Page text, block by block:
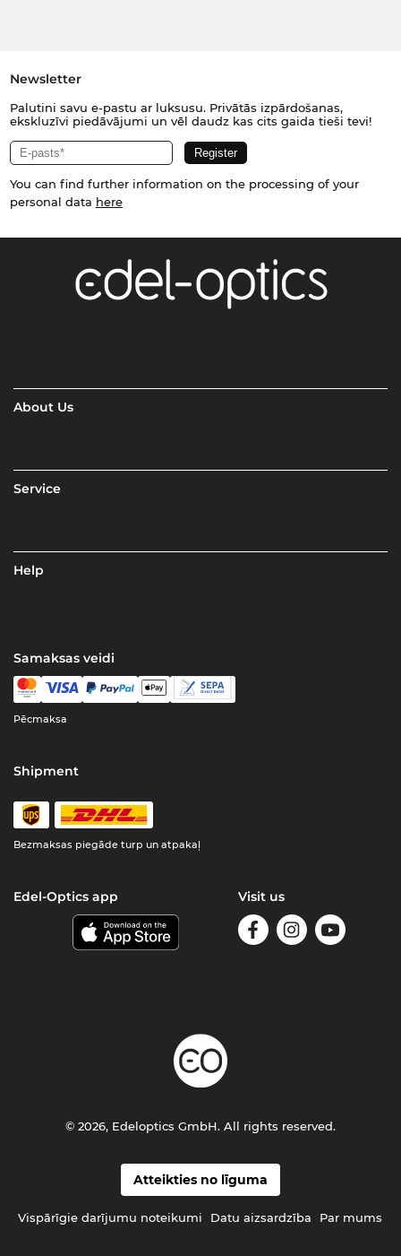
Newsletter
Palutini savu e-pastu ar luksusu. Privātās izpārdošanas,
ekskluzīvi piedāvājumi un vēl daudz kas cits gaida tieši tevi!
You can find further information on the processing of your
personal data here
About Us
Service
Help
Samaksas veidi
Pēcmaksa
Shipment
Bezmaksas piegāde turp un atpakaļ
Edel-Optics app Visit us
Atteikties no līguma
Vispārīgie darījumu noteikumi Datu aizsardzība Par mums
© 2026, Edeloptics GmbH. All rights reserved.